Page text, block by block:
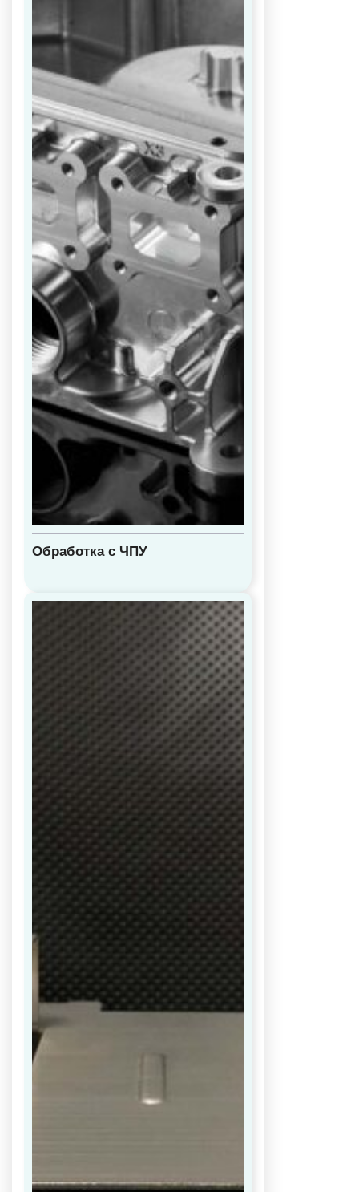
Обработка с ЧПУ